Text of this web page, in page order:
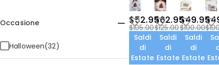
Occasione
Halloween(32)
$52.95
$105.00
Saldi
di
Estate
$62.95
$125.00
Saldi
di
Estate
$49.95
$100.00
Saldi
di
Estate